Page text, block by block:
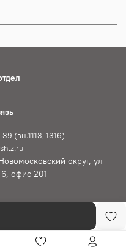
(вн.1113, 1316)
округ, ул
офис 201